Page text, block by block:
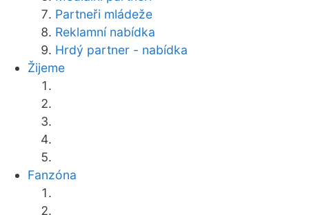
Partneři mládeže
Reklamní nabídka
Hrdý partner - nabídka
Žijeme
Fanzóna